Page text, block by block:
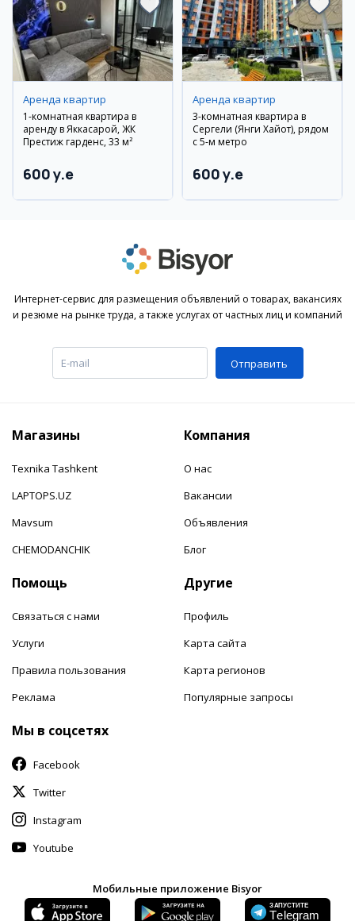
Аренда квартир
1-комнатная квартира в
аренду в Яккасарой, ЖК
Престиж гарденс, 33 м²
600 y.e
Аренда квартир
3-комнатная квартира в
Сергели (Янги Хайот), рядом
с 5-м метро
600 y.e
Интернет-сервис для размещения объявлений о товарах, вакансиях
и резюме на рынке труда, а также услугах от частных лиц и компаний
Отправить
Магазины
Texnika Tashkent
LAPTOPS.UZ
Mavsum
CHEMODANCHIK
Компания
О нас
Вакансии
Объявления
Блог
Помощь
Связаться с нами
Услуги
Правила пользования
Реклама
Другие
Профиль
Карта сайта
Карта регионов
Популярные запросы
Мы в соцсетях
Facebook
Twitter
Instagram
Youtube
Мобильные приложение Bisyor